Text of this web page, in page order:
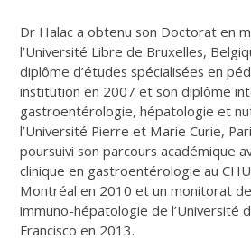
Dr Halac a obtenu son Doctorat en
l’Université Libre de Bruxelles,
diplôme d’études spécialisées en
institution en 2007 et son diplôme
gastroentérologie, hépatologie et
l’Université Pierre et Marie Curie,
poursuivi son parcours académique
clinique en gastroentérologie au
Montréal en 2010 et un monitorat
immuno-hépatologie de l’Université
Francisco en 2013.